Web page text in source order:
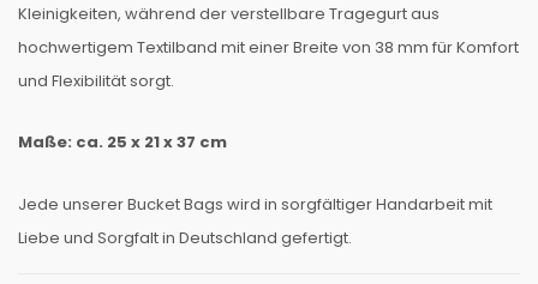
Kleinigkeiten, während der verstellbare Tragegurt aus
hochwertigem Textilband mit einer Breite von 38 mm für Komfort
und Flexibilität sorgt.
Maße: ca. 25 x 21 x 37 cm
Jede unserer Bucket Bags wird in sorgfältiger Handarbeit mit
Liebe und Sorgfalt in Deutschland gefertigt.